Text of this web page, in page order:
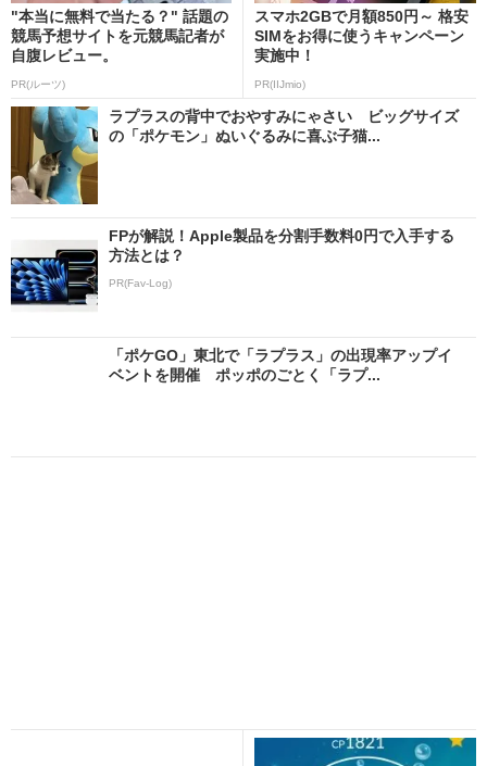
"本当に無料で当たる？" 話題の
競馬予想サイトを元競馬記者が
自腹レビュー。
PR(ルーツ)
スマホ2GBで月額850円～ 格安
SIMをお得に使うキャンペーン
実施中！
PR(IIJmio)
ラプラスの背中でおやすみにゃさい ビッグサイズ
の「ポケモン」ぬいぐるみに喜ぶ子猫...
FPが解説！Apple製品を分割手数料0円で入手する
方法とは？
PR(Fav-Log)
「ポケGO」東北で「ラプラス」の出現率アップイ
ベントを開催 ポッポのごとく「ラプ...